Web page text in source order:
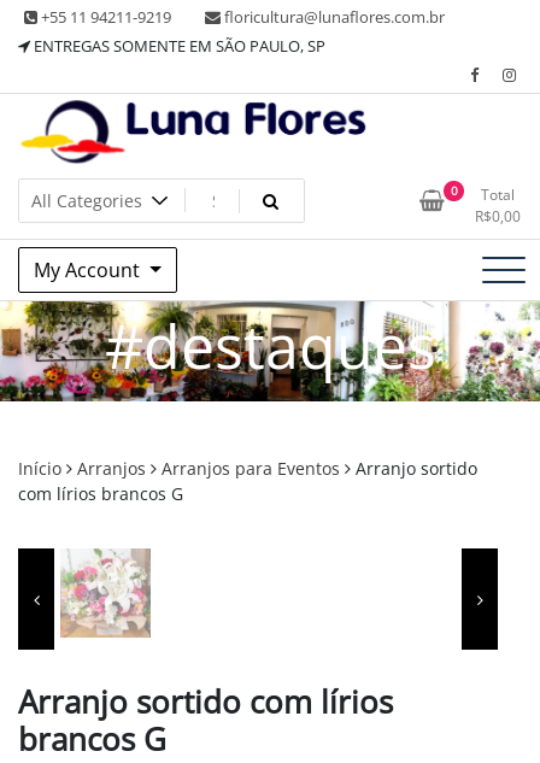
Skip +55 11 94211-9219
floricultura@lunaflores.com.br
ENTREGAS SOMENTE EM SÃO PAULO, SP
Floricultura Luna Flores – Vila
Mariana, SP – Presentes e
Decorações
Floricultura tradicional, vende flores naturais arranjos, buques
e muito mais
0
Total
R$0,00
My Account
#destaques
Início Arranjos Arranjos para Eventos
Arranjo sortido
com lírios brancos G
Arranjo sortido com lírios
brancos G